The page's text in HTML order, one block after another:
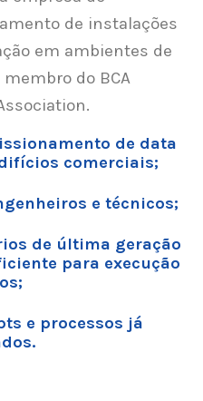
de instalações
em ambientes de
do BCA
de data
comerciais;
e técnicos;
de última geração
para execução
e processos já